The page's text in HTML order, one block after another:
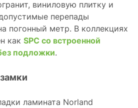
виниловую плитку и
перепады
погонный метр. В коллекциях
как SPC со встроенной
подложки.
ламината Norland